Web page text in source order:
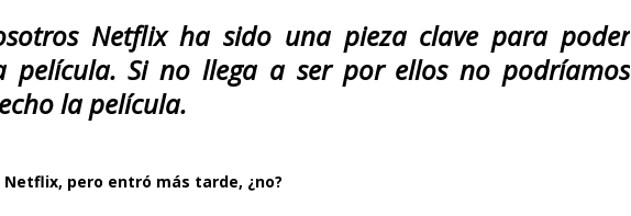
Netflix ha sido una pieza clave para poder
película. Si no llega a ser por ellos no podríamos
la película.
pero entró más tarde, ¿no?